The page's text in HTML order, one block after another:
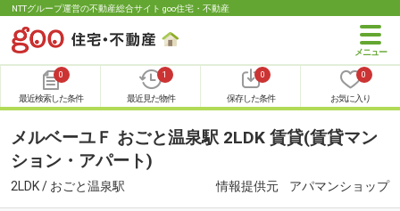
NTTグループ運営の不動産総合サイト goo住宅・不動産
0
最近検索した条件
1
最近見た物件
0
保存した条件
0
お気に入り
メルベーユＦ おごと温泉駅 2LDK 賃貸(賃貸マン
ション・アパート)
2LDK / おごと温泉駅 情報提供元 アパマンショップ